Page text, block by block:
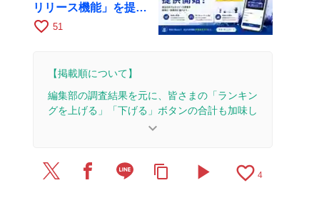
リリース機能」を提供
開始
favorite_border 51
【掲載順について】
編集部の調査結果を元に、皆さまの「ランキン
グを上げる」「下げる」ボタンの合計も加味し
2019/9/8：24本のレビューを追加・更新。
keyboard_arrow_down
content_copy play_arrow favorite_border 4